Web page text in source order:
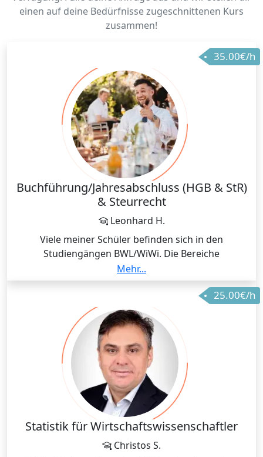
einen auf deine Bedürfnisse zugeschnittenen Kurs
zusammen!
35.00€/h
Buchführung/Jahresabschluss (HGB & StR)
& Steurrecht
Leonhard H.
Viele meiner Schüler befinden sich in den
Studiengängen BWL/WiWi. Die Bereiche
Buchführung/Jahresabschluss (HGB & EStG) und
Steurrecht unterrichte ich seit 2020 erfolgreich.
Mehr...
25.00€/h
Statistik für Wirtschaftswissenschaftler
Christos S.